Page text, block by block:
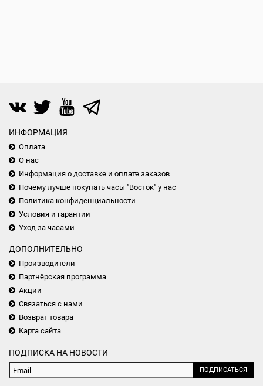
ИНФОРМАЦИЯ
Оплата
О нас
Информация о доставке и оплате заказов
Почему лучше покупать часы "Восток" у нас
Политика конфиденциальности
Условия и гарантии
Уход за часами
ДОПОЛНИТЕЛЬНО
Производители
Партнёрская программа
Акции
Связаться с нами
Возврат товара
Карта сайта
ПОДПИСКА НА НОВОСТИ
ПОДПИСАТЬСЯ